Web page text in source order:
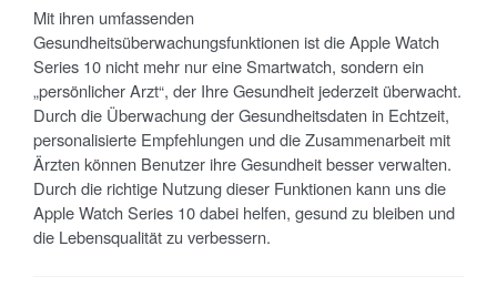
Mit ihren umfassenden
Gesundheitsüberwachungsfunktionen ist die Apple Watch
Series 10 nicht mehr nur eine Smartwatch, sondern ein
„persönlicher Arzt“, der Ihre Gesundheit jederzeit überwacht.
Durch die Überwachung der Gesundheitsdaten in Echtzeit,
personalisierte Empfehlungen und die Zusammenarbeit mit
Ärzten können Benutzer ihre Gesundheit besser verwalten.
Durch die richtige Nutzung dieser Funktionen kann uns die
Apple Watch Series 10 dabei helfen, gesund zu bleiben und
die Lebensqualität zu verbessern.